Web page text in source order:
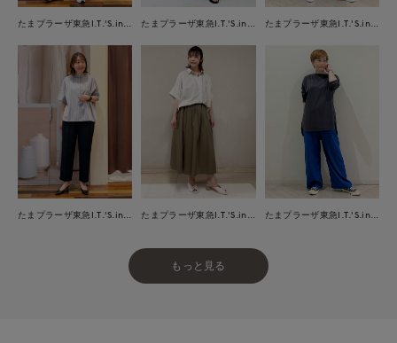
もっと見る